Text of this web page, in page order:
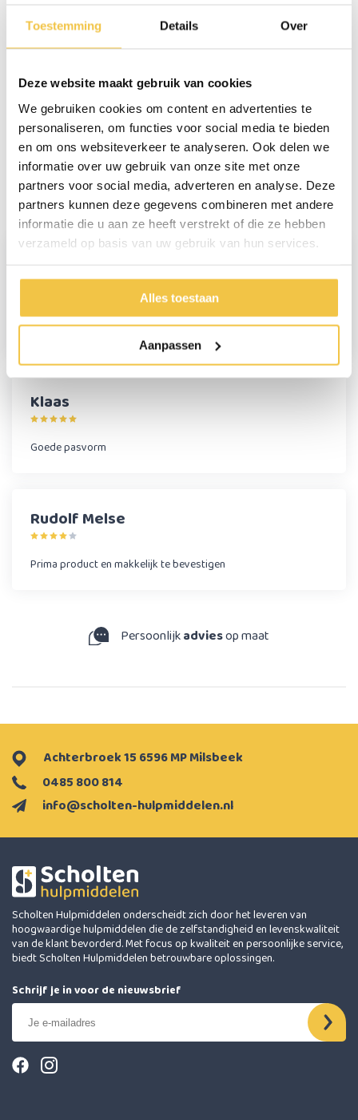
Toestemming Details Over
Deze website maakt gebruik van cookies
We gebruiken cookies om content en advertenties te
personaliseren, om functies voor social media te bieden
en om ons websiteverkeer te analyseren. Ook delen we
informatie over uw gebruik van onze site met onze
partners voor social media, adverteren en analyse. Deze
partners kunnen deze gegevens combineren met andere
informatie die u aan ze heeft verstrekt of die ze hebben
verzameld op basis van uw gebruik van hun services.
Alles toestaan
Aanpassen
Persoonlijk advies
Start chat
Reviews (3)
Het ziet er goed uit maar het aanvijzen lukt niet goed. Een vijs
en het boutje draaien niet goed vast
Klaas
Goede pasvorm
Rudolf Melse
Prima product en makkelijk te bevestigen
Persoonlijkadviesop maat
info@scholten-hulpmiddelen.nl
0485 800 814
Achterbroek 15 6596 MP Milsbeek
Scholten Hulpmiddelen onderscheidt zich door het leveren van
hoogwaardige hulpmiddelen die de zelfstandigheid en levenskwaliteit
van de klant bevorderd. Met focus op kwaliteit en persoonlijke service,
biedt Scholten Hulpmiddelen betrouwbare oplossingen.
Schrijf je in voor de nieuwsbrief